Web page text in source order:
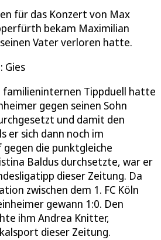
für das Konzert von Max
bekam Maximilian
Vater verloren hatte.
Gies
familieninternen Tippduell hatte
gegen seinen Sohn
und damit den
er sich dann noch im
die punktgleiche
Baldus durchsetzte, war er
dieser Zeitung. Da
zwischen dem 1. FC Köln
gewann 1:0. Den
ihm Andrea Knitter,
dieser Zeitung.